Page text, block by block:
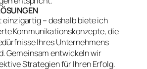
einzigartig – deshalb biete ich
Kommunikationskonzepte, die
Ihres Unternehmens
Gemeinsam entwickeln wir
Strategien für Ihren Erfolg.